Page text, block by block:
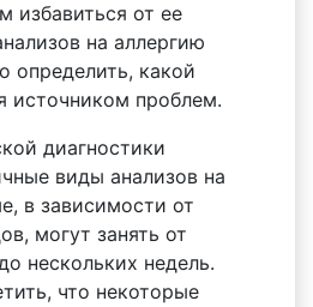
избавиться от ее
на аллергию
определить, какой
источником проблем.
диагностики
виды анализов на
в зависимости от
могут занять от
нескольких недель.
что некоторые